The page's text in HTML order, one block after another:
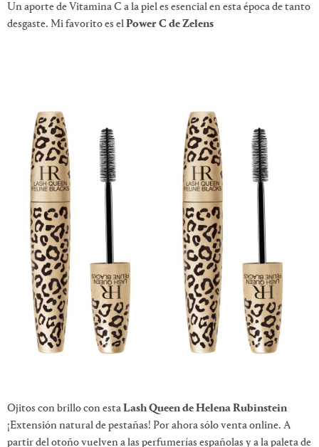
Un aporte de Vitamina C a la piel es esencial en esta época de tanto
desgaste. Mi favorito es elPower C de Zelens
Ojitos con brillo con estaLash Queen de Helena Rubinstein
¡Extensión natural de pestañas! Por ahora sólo venta online. A
partir del otoño vuelven a las perfumerías españolas y a la paleta de